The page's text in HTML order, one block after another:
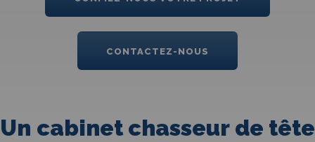
CONTACTEZ-NOUS
Un cabinet chasseur de tête